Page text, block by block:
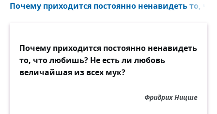
Почему приходится постоянно ненавидеть то,
Почему приходится постоянно ненавидеть
то, что любишь? Не есть ли любовь
величайшая из всех мук?
Фридрих Ницше